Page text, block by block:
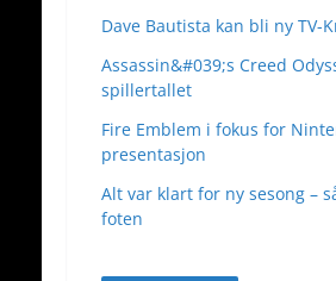
Dave Bautista kan bli ny TV-
Assassin&#039;s Creed
spillertallet
Fire Emblem i fokus for
presentasjon
Alt var klart for ny sesong –
foten